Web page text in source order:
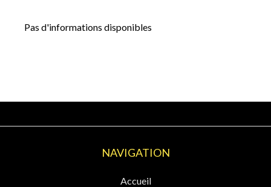
Pas d'informations disponibles
NAVIGATION
Accueil